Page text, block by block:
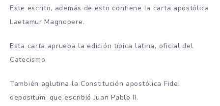
Este escrito, además de esto contiene la carta apostólica
Laetamur Magnopere.
Esta carta aprueba la edición típica latina, oficial del
Catecismo.
También aglutina la Constitución apostólica Fidei
depositum, que escribió Juan Pablo II.